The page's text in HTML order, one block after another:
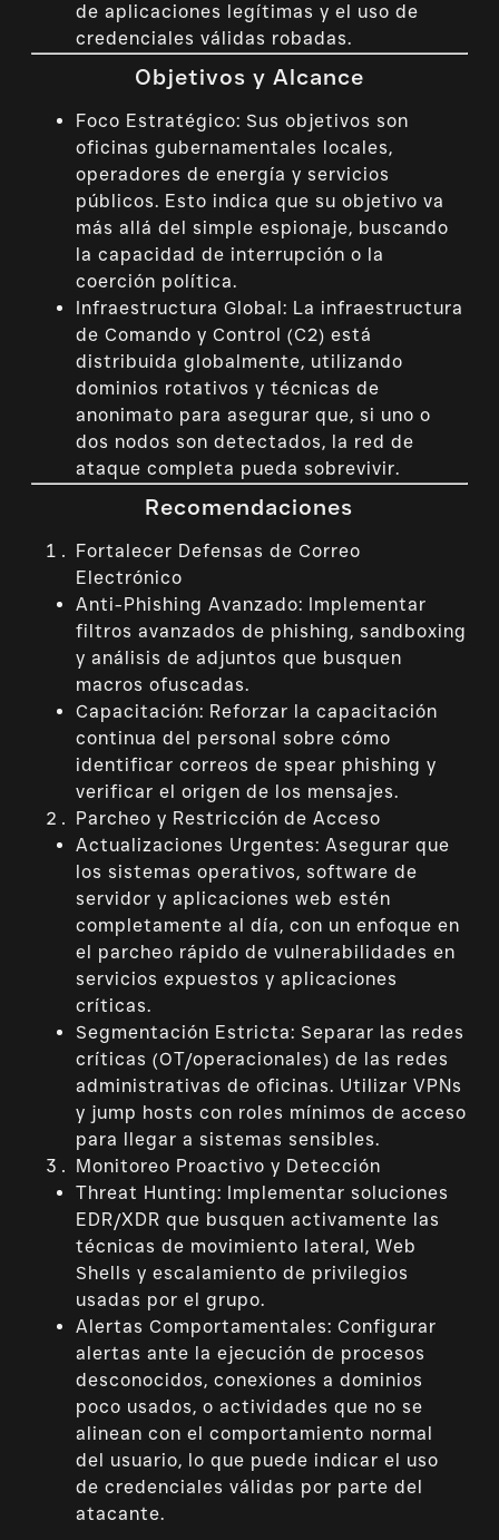
de aplicaciones legítimas y el uso de
credenciales válidas robadas.
Objetivos y Alcance
Foco Estratégico: Sus objetivos son
oficinas gubernamentales locales,
operadores de energía y servicios
públicos. Esto indica que su objetivo va
más allá del simple espionaje, buscando
la capacidad de interrupción o la
coerción política.
Infraestructura Global: La infraestructura
de Comando y Control (C2) está
distribuida globalmente, utilizando
dominios rotativos y técnicas de
anonimato para asegurar que, si uno o
dos nodos son detectados, la red de
ataque completa pueda sobrevivir.
Recomendaciones
Fortalecer Defensas de Correo
Electrónico
Anti-Phishing Avanzado: Implementar
filtros avanzados de phishing, sandboxing
y análisis de adjuntos que busquen
macros ofuscadas.
Capacitación: Reforzar la capacitación
continua del personal sobre cómo
identificar correos de spear phishing y
verificar el origen de los mensajes.
Parcheo y Restricción de Acceso
Actualizaciones Urgentes: Asegurar que
los sistemas operativos, software de
servidor y aplicaciones web estén
completamente al día, con un enfoque en
el parcheo rápido de vulnerabilidades en
servicios expuestos y aplicaciones
críticas.
Segmentación Estricta: Separar las redes
críticas (OT/operacionales) de las redes
administrativas de oficinas. Utilizar VPNs
y jump hosts con roles mínimos de acceso
para llegar a sistemas sensibles.
Monitoreo Proactivo y Detección
Threat Hunting: Implementar soluciones
EDR/XDR que busquen activamente las
técnicas de movimiento lateral, Web
Shells y escalamiento de privilegios
usadas por el grupo.
Alertas Comportamentales: Configurar
alertas ante la ejecución de procesos
desconocidos, conexiones a dominios
poco usados, o actividades que no se
alinean con el comportamiento normal
del usuario, lo que puede indicar el uso
de credenciales válidas por parte del
atacante.